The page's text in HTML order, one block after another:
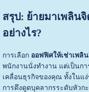
สรุป: ย้ายมาเพลิน
อย่างไร?
การเลือก ออฟฟิศให้เช่าเพลิ
พนักงานนั่งทำงาน แต่เป็นก
เคลื่อนธุรกิจของคุณ ทั้งในแ
การดึงดูดบุคลากรระดับหัวก